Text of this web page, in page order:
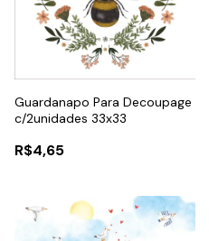
Guardanapo Para Decoupage
c/2unidades 33x33
R$4,65